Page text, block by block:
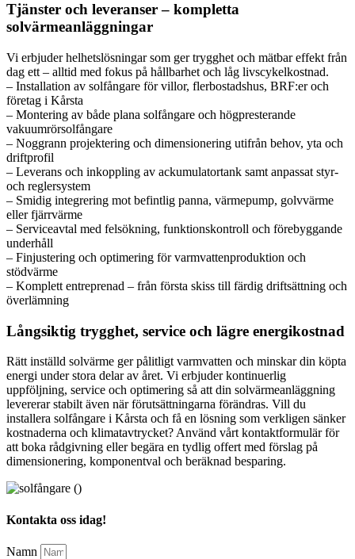
Tjänster och leveranser – kompletta
solvärmeanläggningar
Vi erbjuder helhetslösningar som ger trygghet och mätbar effekt från
dag ett – alltid med fokus på hållbarhet och låg livscykelkostnad.
– Installation av solfångare för villor, flerbostadshus, BRF:er och
företag i Kårsta
– Montering av både plana solfångare och högpresterande
vakuumrörsolfångare
– Noggrann projektering och dimensionering utifrån behov, yta och
driftprofil
– Leverans och inkoppling av ackumulatortank samt anpassat styr-
och reglersystem
– Smidig integrering mot befintlig panna, värmepump, golvvärme
eller fjärrvärme
– Serviceavtal med felsökning, funktionskontroll och förebyggande
underhåll
– Finjustering och optimering för varmvattenproduktion och
stödvärme
– Komplett entreprenad – från första skiss till färdig driftsättning och
överlämning
Långsiktig trygghet, service och lägre energikostnad
Rätt inställd solvärme ger pålitligt varmvatten och minskar din köpta
energi under stora delar av året. Vi erbjuder kontinuerlig
uppföljning, service och optimering så att din solvärmeanläggning
levererar stabilt även när förutsättningarna förändras. Vill du
installera solfångare i Kårsta och få en lösning som verkligen sänker
kostnaderna och klimatavtrycket? Använd vårt kontaktformulär för
att boka rådgivning eller begära en tydlig offert med förslag på
dimensionering, komponentval och beräknad besparing.
Kontakta oss idag!
Namn